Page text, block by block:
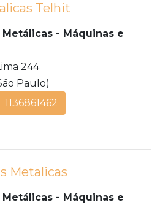
Telhit
Metálicas - Máquinas e
244
Paulo)
1136861462
Metalicas
Metálicas - Máquinas e